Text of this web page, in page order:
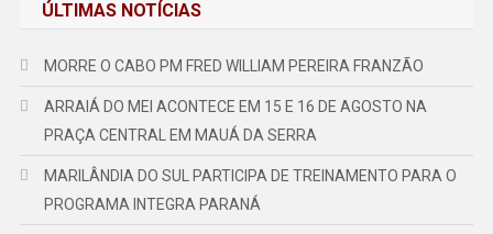
ÚLTIMAS NOTÍCIAS
MORRE O CABO PM FRED WILLIAM PEREIRA FRANZÃO
ARRAIÁ DO MEI ACONTECE EM 15 E 16 DE AGOSTO NA
PRAÇA CENTRAL EM MAUÁ DA SERRA
MARILÂNDIA DO SUL PARTICIPA DE TREINAMENTO PARA O
PROGRAMA INTEGRA PARANÁ